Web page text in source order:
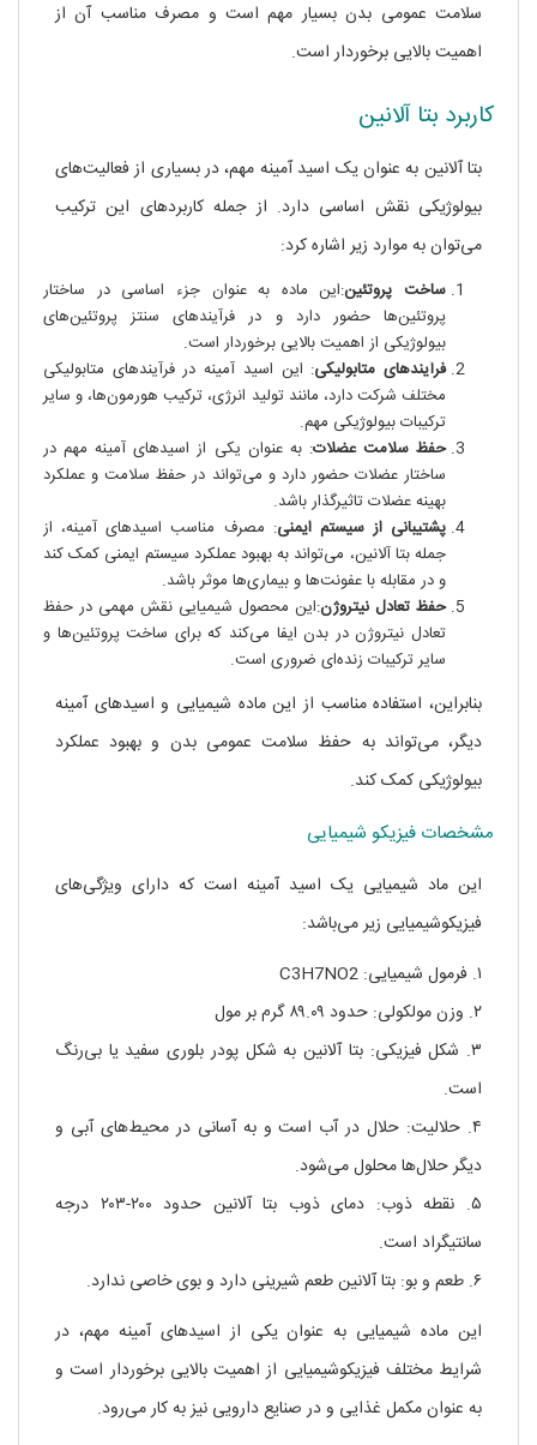
سلامت عمومی بدن بسیار مهم است و مصرف مناسب آن از
اهمیت بالایی برخوردار است.
کاربرد بتا آلانین
بتا آلانین به عنوان یک اسید آمینه مهم، در بسیاری از فعالیت‌های
بیولوژیکی نقش اساسی دارد. از جمله کاربردهای این ترکیب
می‌توان به موارد زیر اشاره کرد:
ساخت پروتئین:این ماده به عنوان جزء اساسی در ساختار
پروتئین‌ها حضور دارد و در فرآیندهای سنتز پروتئین‌های
بیولوژیکی از اهمیت بالایی برخوردار است.
فرآیندهای متابولیکی: این اسید آمینه در فرآیندهای متابولیکی
مختلف شرکت دارد، مانند تولید انرژی، ترکیب هورمون‌ها، و سایر
ترکیبات بیولوژیکی مهم.
حفظ سلامت عضلات: به عنوان یکی از اسیدهای آمینه مهم در
ساختار عضلات حضور دارد و می‌تواند در حفظ سلامت و عملکرد
بهینه عضلات تاثیرگذار باشد.
پشتیبانی از سیستم ایمنی: مصرف مناسب اسیدهای آمینه، از
جمله بتا آلانین، می‌تواند به بهبود عملکرد سیستم ایمنی کمک کند
و در مقابله با عفونت‌ها و بیماری‌ها موثر باشد.
حفظ تعادل نیتروژن:این محصول شیمیایی نقش مهمی در حفظ
تعادل نیتروژن در بدن ایفا می‌کند که برای ساخت پروتئین‌ها و
سایر ترکیبات زنده‌ای ضروری است.
بنابراین، استفاده مناسب از این ماده شیمیایی و اسیدهای آمینه
دیگر، می‌تواند به حفظ سلامت عمومی بدن و بهبود عملکرد
بیولوژیکی کمک کند.
مشخصات فیزیکو شیمیایی
این ماد شیمیایی یک اسید آمینه است که دارای ویژگی‌های
فیزیکوشیمیایی زیر می‌باشد:
۱. فرمول شیمیایی: C3H7NO2
۲. وزن مولکولی: حدود ۸۹.۰۹ گرم بر مول
۳. شکل فیزیکی: بتا آلانین به شکل پودر بلوری سفید یا بی‌رنگ
است.
۴. حلالیت: حلال در آب است و به آسانی در محیط‌های آبی و
دیگر حلال‌ها محلول می‌شود.
۵. نقطه ذوب: دمای ذوب بتا آلانین حدود ۲۰۰-۲۰۳ درجه
سانتیگراد است.
۶. طعم و بو: بتا آلانین طعم شیرینی دارد و بوی خاصی ندارد.
این ماده شیمیایی به عنوان یکی از اسیدهای آمینه مهم، در
شرایط مختلف فیزیکوشیمیایی از اهمیت بالایی برخوردار است و
به عنوان مکمل غذایی و در صنایع دارویی نیز به کار می‌رود.